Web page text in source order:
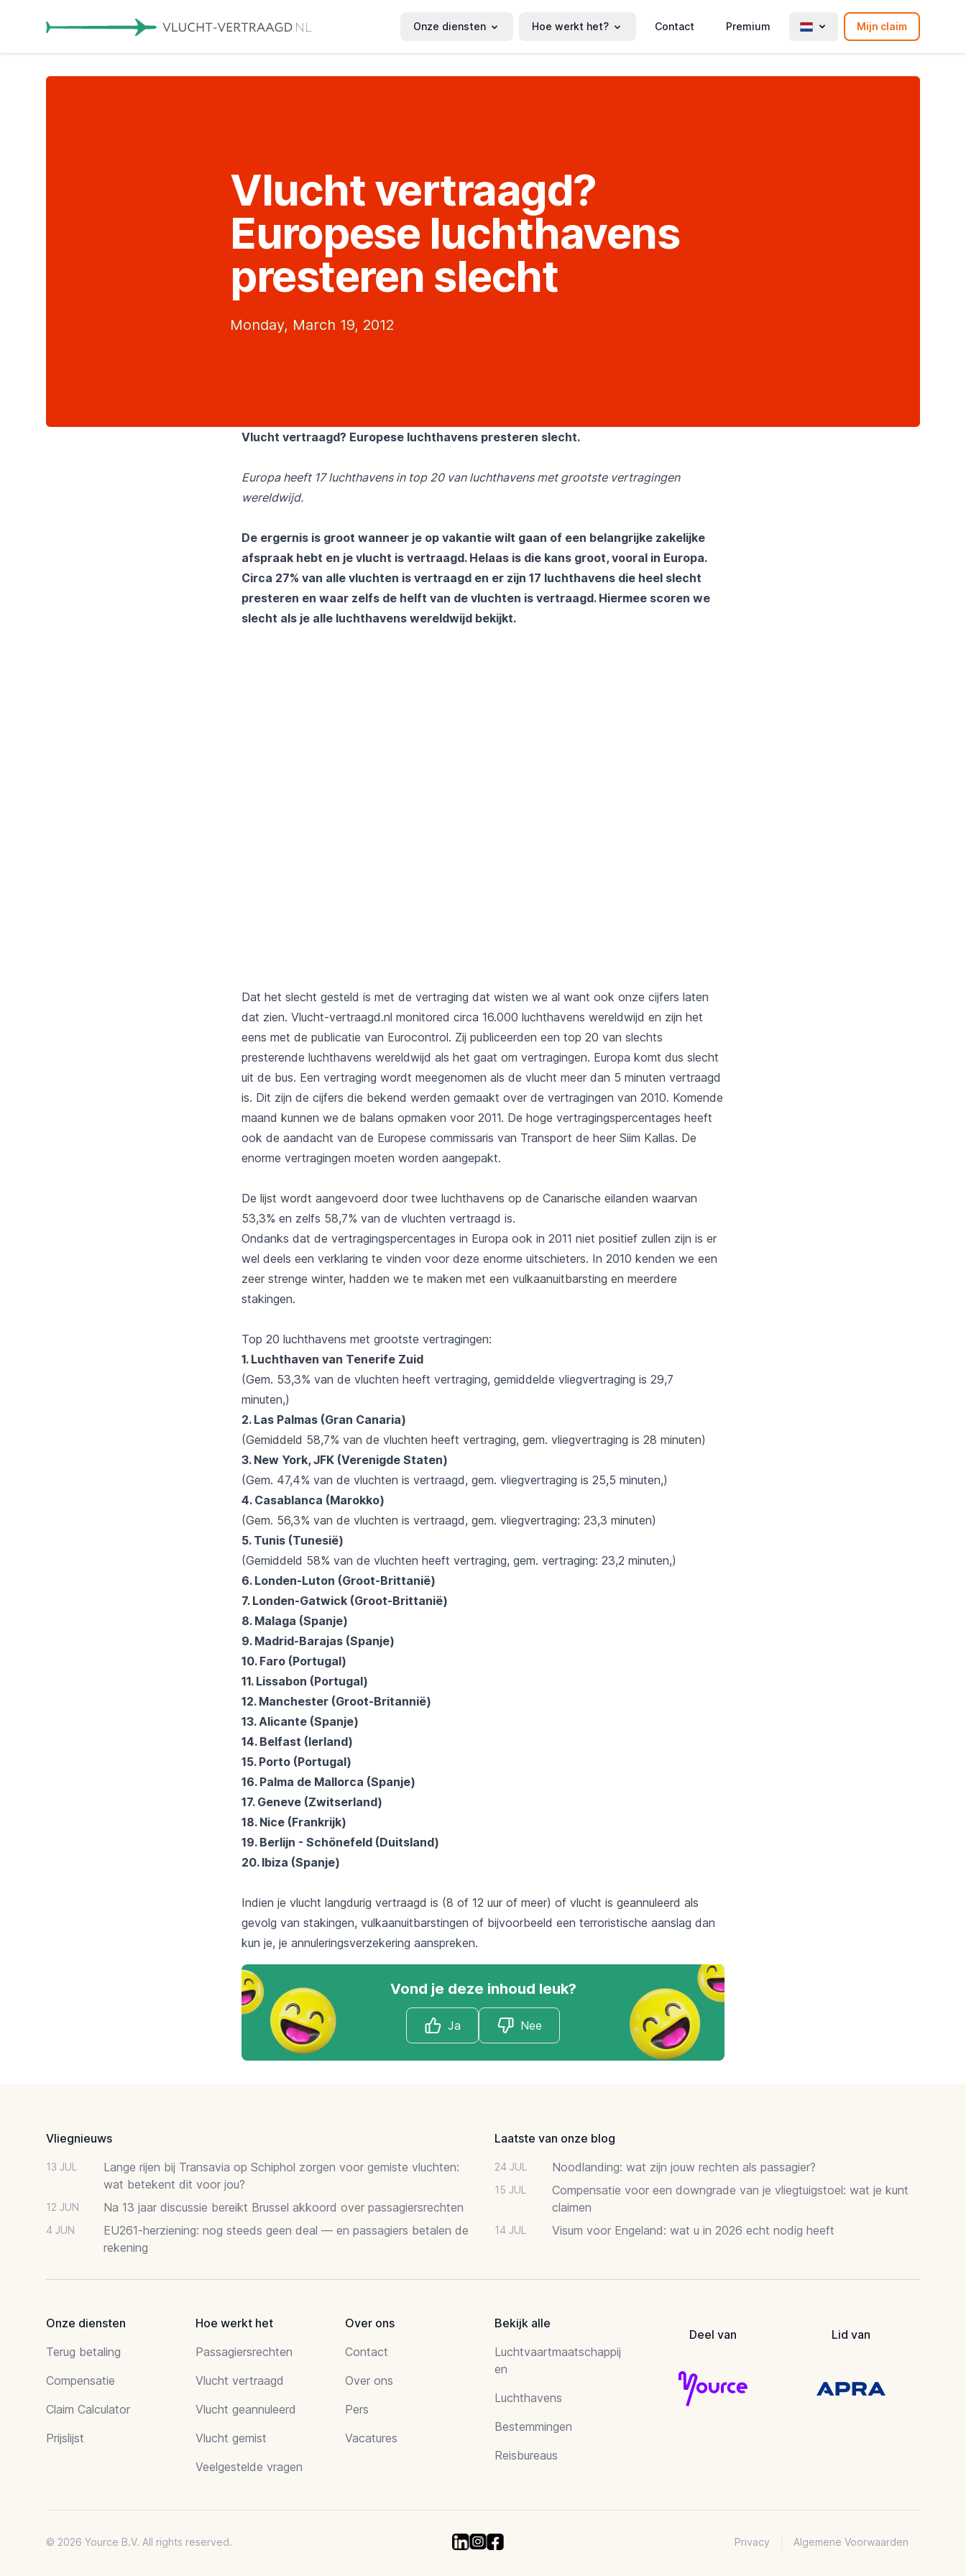
Onze diensten Hoe werkt het? Contact Premium Mijn claim
Vlucht vertraagd?
Europese luchthavens
presteren slecht
Monday, March 19, 2012
Vlucht vertraagd? Europese luchthavens presteren slecht.
Europa heeft 17 luchthavens in top 20 van luchthavens met grootste vertragingen
wereldwijd.
De ergernis is groot wanneer je op vakantie wilt gaan of een belangrijke zakelijke
afspraak hebt en je vlucht is vertraagd. Helaas is die kans groot, vooral in Europa.
Circa 27% van alle vluchten is vertraagd en er zijn 17 luchthavens die heel slecht
presteren en waar zelfs de helft van de vluchten is vertraagd. Hiermee scoren we
slecht als je alle luchthavens wereldwijd bekijkt.
Dat het slecht gesteld is met de vertraging dat wisten we al want ook onze cijfers laten
dat zien. Vlucht-vertraagd.nl monitored circa 16.000 luchthavens wereldwijd en zijn het
eens met de publicatie van Eurocontrol. Zij publiceerden een top 20 van slechts
presterende luchthavens wereldwijd als het gaat om vertragingen. Europa komt dus slecht
uit de bus. Een vertraging wordt meegenomen als de vlucht meer dan 5 minuten vertraagd
is. Dit zijn de cijfers die bekend werden gemaakt over de vertragingen van 2010. Komende
maand kunnen we de balans opmaken voor 2011. De hoge vertragingspercentages heeft
ook de aandacht van de Europese commissaris van Transport de heer Siim Kallas. De
enorme vertragingen moeten worden aangepakt.
De lijst wordt aangevoerd door twee luchthavens op de Canarische eilanden waarvan
53,3% en zelfs 58,7% van de vluchten vertraagd is.
Ondanks dat de vertragingspercentages in Europa ook in 2011 niet positief zullen zijn is er
wel deels een verklaring te vinden voor deze enorme uitschieters. In 2010 kenden we een
zeer strenge winter, hadden we te maken met een vulkaanuitbarsting en meerdere
stakingen.
Top 20 luchthavens met grootste vertragingen:
1. Luchthaven van Tenerife Zuid
(Gem. 53,3% van de vluchten heeft vertraging, gemiddelde vliegvertraging is 29,7
minuten,)
2. Las Palmas (Gran Canaria)
(Gemiddeld 58,7% van de vluchten heeft vertraging, gem. vliegvertraging is 28 minuten)
3. New York, JFK (Verenigde Staten)
(Gem. 47,4% van de vluchten is vertraagd, gem. vliegvertraging is 25,5 minuten,)
4. Casablanca (Marokko)
(Gem. 56,3% van de vluchten is vertraagd, gem. vliegvertraging: 23,3 minuten)
5. Tunis (Tunesië)
(Gemiddeld 58% van de vluchten heeft vertraging, gem. vertraging: 23,2 minuten,)
6. Londen-Luton (Groot-Brittanië)
7. Londen-Gatwick (Groot-Brittanië)
8. Malaga (Spanje)
9. Madrid-Barajas (Spanje)
10. Faro (Portugal)
11. Lissabon (Portugal)
12. Manchester (Groot-Britannië)
13. Alicante (Spanje)
14. Belfast (Ierland)
15. Porto (Portugal)
16. Palma de Mallorca (Spanje)
17. Geneve (Zwitserland)
18. Nice (Frankrijk)
19. Berlijn - Schönefeld (Duitsland)
20. Ibiza (Spanje)
Indien je vlucht langdurig vertraagd is (8 of 12 uur of meer) of vlucht is geannuleerd als
gevolg van stakingen, vulkaanuitbarstingen of bijvoorbeeld een terroristische aanslag dan
kun je, je annuleringsverzekering aanspreken.
Vond je deze inhoud leuk?
Ja Nee
Vliegnieuws
13 JUL
Lange rijen bij Transavia op Schiphol zorgen voor gemiste vluchten:
wat betekent dit voor jou?
12 JUN Na 13 jaar discussie bereikt Brussel akkoord over passagiersrechten
4 JUN
EU261-herziening: nog steeds geen deal — en passagiers betalen de
rekening
Laatste van onze blog
24 JUL Noodlanding: wat zijn jouw rechten als passagier?
15 JUL
Compensatie voor een downgrade van je vliegtuigstoel: wat je kunt
claimen
14 JUL Visum voor Engeland: wat u in 2026 echt nodig heeft
Onze diensten
Terug betaling
Compensatie
Claim Calculator
Prijslijst
Hoe werkt het
Passagiersrechten
Vlucht vertraagd
Vlucht geannuleerd
Vlucht gemist
Veelgestelde vragen
Over ons
Contact
Over ons
Pers
Vacatures
Bekijk alle
Luchtvaartmaatschappij
en
Luchthavens
Bestemmingen
Reisbureaus
Deel van Lid van
© 2026 Yource B.V. All rights reserved. Privacy Algemene Voorwaarden